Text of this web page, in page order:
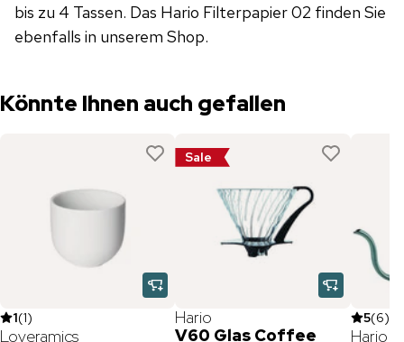
bis zu 4 Tassen. Das Hario Filterpapier 02 finden Sie
ebenfalls in unserem Shop.
Könnte Ihnen auch gefallen
1(1)
Loveramics
Sale
Hario
V60 Glas Coffee
5(6)
Hario